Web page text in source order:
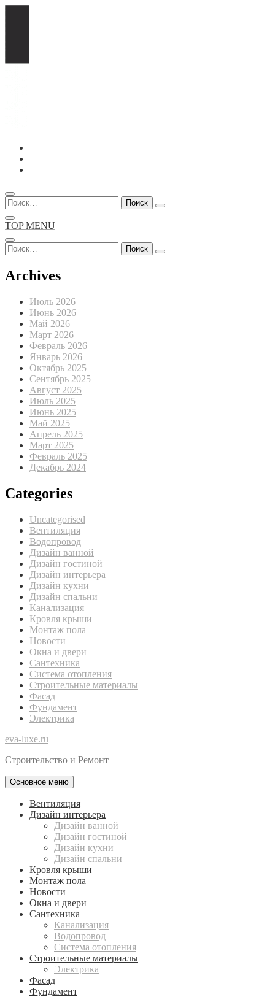
Перейти
содержимому
Найти:
TOP MENU
Найти:
Archives
Июль 2026
Июнь 2026
Май 2026
Март 2026
Февраль 2026
Январь 2026
Октябрь 2025
Сентябрь 2025
Август 2025
Июль 2025
Июнь 2025
Май 2025
Апрель 2025
Март 2025
Февраль 2025
Декабрь 2024
Categories
Uncategorised
Вентиляция
Водопровод
Дизайн ванной
Дизайн гостиной
Дизайн интерьера
Дизайн кухни
Дизайн спальни
Канализация
Кровля крыши
Монтаж пола
Новости
Окна и двери
Сантехника
Система отопления
Строительные материалы
Фасад
Фундамент
Электрика
eva-luxe.ru
Строительство и Ремонт
Основное меню
Вентиляция
Дизайн интерьера
Дизайн ванной
Дизайн гостиной
Дизайн кухни
Дизайн спальни
Кровля крыши
Монтаж пола
Новости
Окна и двери
Сантехника
Канализация
Водопровод
Система отопления
Строительные материалы
Электрика
Фасад
Фундамент